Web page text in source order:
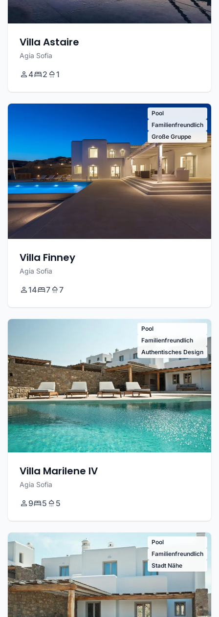
Villa Astaire
Agia Sofia
4 2 1
Pool
Familienfreundlich
Große Gruppe
Villa Finney
Agia Sofia
14 7 7
Pool
Familienfreundlich
Authentisches Design
Villa Marilene IV
Agia Sofia
9 5 5
Pool
Familienfreundlich
Stadt Nähe